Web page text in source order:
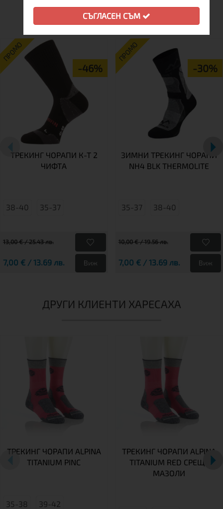
ОЩЕ ОТ ТАЗИ МАРКА
ПРОМО
-46%
ТРЕКИНГ ЧОРАПИ К-Т 2
ЧИФТА
38-40 35-37
13,00 € / 25.43 лв.
7,00 € / 13.69 лв. Виж
ПРОМО
-30%
ЗИМНИ ТРЕКИНГ ЧОРАПИ
NH4 BLK THERMOLITE
35-37 38-40
10,00 € / 19.56 лв.
7,00 € / 13.69 лв. Виж
ДРУГИ КЛИЕНТИ ХАРЕСАХА
ТРЕКИНГ ЧОРАПИ ALPINA
TITANIUM PINC
35-38 39-42
ТРЕКИНГ ЧОРАПИ ALPINA
TITANIUM RED СРЕЩУ
МАЗОЛИ
СЪГЛАСЕН СЪМ